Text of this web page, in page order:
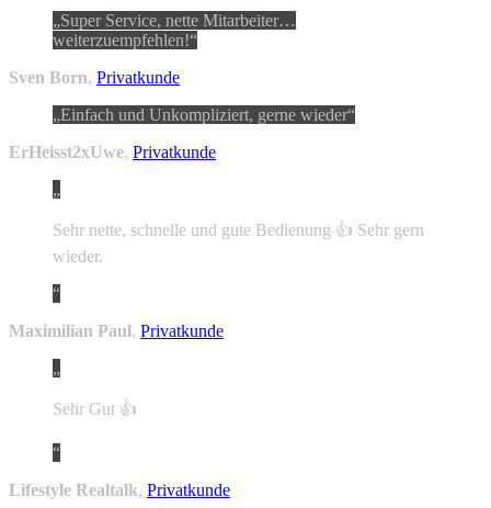
Super Service, nette Mitarbeiter…
weiterzuempfehlen!
Sven Born, Privatkunde
Einfach und Unkompliziert, gerne wieder
ErHeisst2xUwe, Privatkunde
Sehr nette, schnelle und gute Bedienung 👍 Sehr gern
wieder.
Maximilian Paul, Privatkunde
Sehr Gut 👍
Lifestyle Realtalk, Privatkunde